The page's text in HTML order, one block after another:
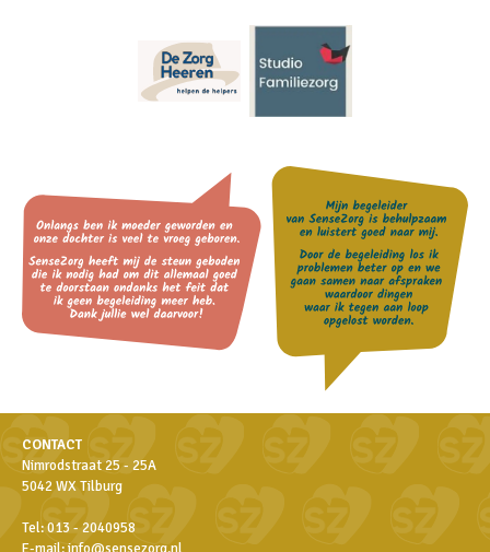
CONTACT
Nimrodstraat 25 - 25A
5042 WX Tilburg
Tel:013 - 2040958